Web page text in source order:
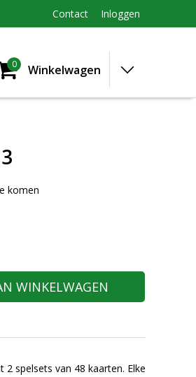
Contact Inloggen
0 Winkelwagen
komen
WINKELWAGEN
spelsets van 48 kaarten. Elke